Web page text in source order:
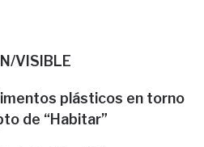
VISIBLE
plásticos en torno
de “Habitar”